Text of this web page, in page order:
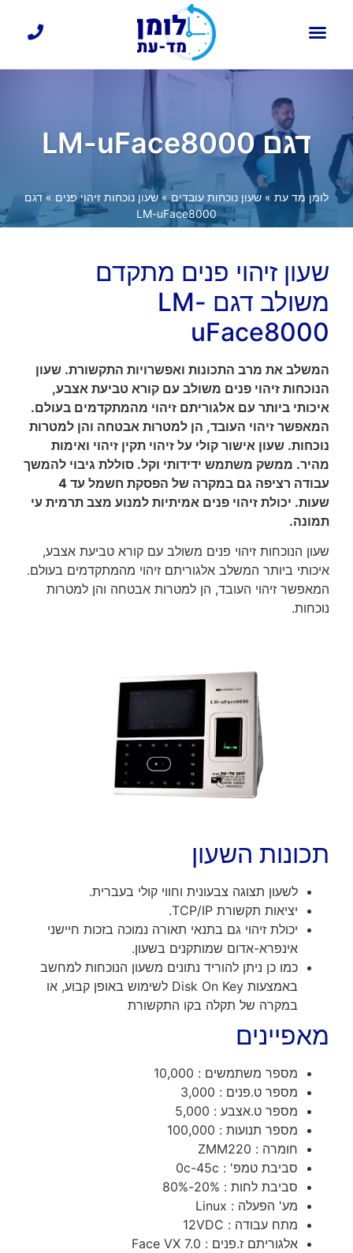
דגם LM-uFace8000
לומן מד עת » שעון נוכחות עובדים» שעון נוכחות זיהוי פנים » דגם
LM-uFace8000
שעון זיהוי פנים מתקדם
משולב דגם LM-
uFace8000
המשלב את מרב התכונות ואפשרויות התקשורת. שעון
הנוכחות זיהוי פנים משולב עם קורא טביעת אצבע,
איכותי ביותר עם אלגוריתם זיהוי מהמתקדמים בעולם.
המאפשר זיהוי העובד, הן למטרות אבטחה והן למטרות
נוכחות. שעון אישור קולי על זיהוי תקין זיהוי ואימות
מהיר. ממשק משתמש ידידותי וקל. סוללת גיבוי להמשך
עבודה רציפה גם במקרה של הפסקת חשמל עד 4
שעות. יכולת זיהוי פנים אמיתיות למנוע מצב תרמית עי
תמונה.
שעון הנוכחות זיהוי פנים משולב עם קורא טביעת אצבע,
איכותי ביותר המשלב אלגוריתם זיהוי מהמתקדמים בעולם.
המאפשר זיהוי העובד, הן למטרות אבטחה והן למטרות
נוכחות.
תכונות השעון
לשעון תצוגה צבעונית וחווי קולי בעברית.
יציאות תקשורת TCP/IP.
יכולת זיהוי גם בתנאי תאורה נמוכה בזכות חיישני
אינפרא-אדום שמותקנים בשעון.
כמו כן ניתן להוריד נתונים משעון הנוכחות למחשב
באמצעות Disk On Key לשימוש באופן קבוע, או
במקרה של תקלה בקו התקשורת
מאפיינים
מספר משתמשים : 10,000
מספר ט.פנים : 3,000
מספר ט.אצבע : 5,000
מספר תנועות : 100,000
חומרה : ZMM220
סביבת טמפ' : 0c-45c
סביבת לחות : 20%-80%
מע' הפעלה : Linux
מתח עבודה : 12VDC
אלגוריתם ז.פנים : Face VX 7.0